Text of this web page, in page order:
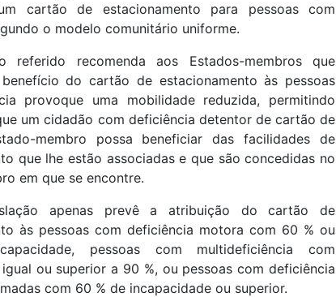
cartão de estacionamento para pessoas com
o modelo comunitário uniforme.
referido recomenda aos Estados-membros que
do cartão de estacionamento às pessoas
provoque uma mobilidade reduzida, permitindo
um cidadão com deficiência detentor de cartão de
membro possa beneficiar das facilidades de
que lhe estão associadas e que são concedidas no
em que se encontre.
apenas prevê a atribuição do cartão de
às pessoas com deficiência motora com 60 % ou
pessoas com multideficiência com
ou superior a 90 %, ou pessoas com deficiência
com 60 % de incapacidade ou superior.